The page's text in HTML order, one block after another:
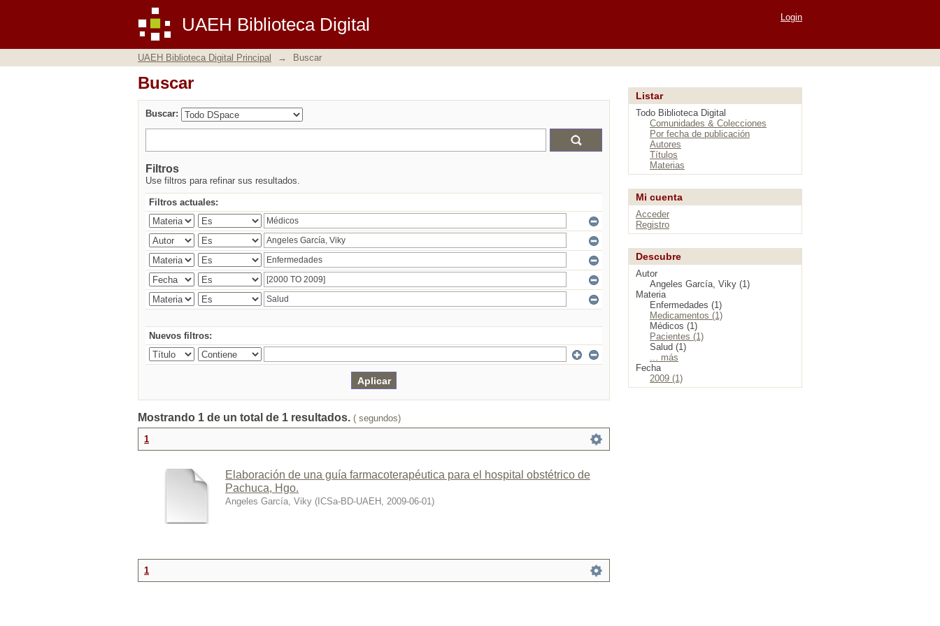
UAEH Biblioteca Digital
Buscar Login
UAEH Biblioteca Digital Principal → Buscar
Buscar
Buscar:
Filtros
Use filtros para refinar sus resultados.
Filtros actuales:
Nuevos filtros:
Mostrando 1 de un total de 1 resultados. ( segundos)
1
Elaboración de una guía farmacoterapéutica para el hospital obstétrico de
Pachuca, Hgo.
Angeles García, Viky ( ICSa-BD-UAEH , 2009-06-01)
1
Listar
Todo Biblioteca Digital
Comunidades & Colecciones
Por fecha de publicación
Autores
Títulos
Materias
Mi cuenta
Acceder
Registro
Descubre
Autor
Angeles García, Viky (1)
Materia
Enfermedades (1)
Medicamentos (1)
Médicos (1)
Pacientes (1)
Salud (1)
... más
Fecha
2009 (1)